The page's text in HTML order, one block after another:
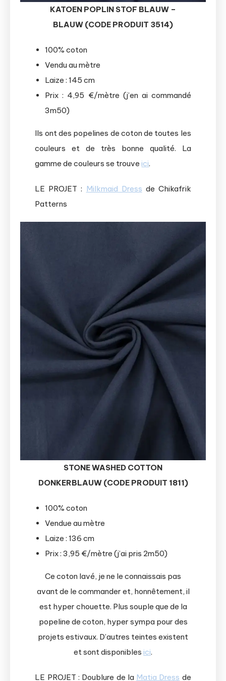
KATOEN POPLIN STOF BLAUW –
BLAUW (CODE PRODUIT 3514)
100% coton
Vendu au mètre
Laize : 145 cm
Prix : 4,95 €/mètre (j’en ai commandé
3m50)
Ils ont des popelines de coton de toutes les
couleurs et de très bonne qualité. La
gamme de couleurs se trouveici.
LE PROJET : Milkmaid Dress de Chikafrik
Patterns
STONE WASHED COTTON
DONKERBLAUW (CODE PRODUIT 1811)
100% coton
Vendue au mètre
Laize : 136 cm
Prix : 3,95 €/mètre (j’ai pris 2m50)
Ce coton lavé, je ne le connaissais pas
avant de le commander et, honnêtement, il
est hyper chouette. Plus souple que de la
popeline de coton, hyper sympa pour des
projets estivaux. D’autres teintes existent
et sont disponibles ici.
LE PROJET : Doublure de la Matia Dress de